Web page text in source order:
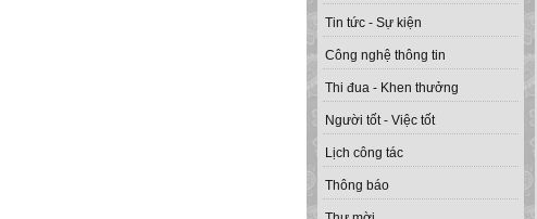
Tin tức - Sự kiện
Công nghệ thông tin
Thi đua - Khen thưởng
Người tốt - Việc tốt
Lịch công tác
Thông báo